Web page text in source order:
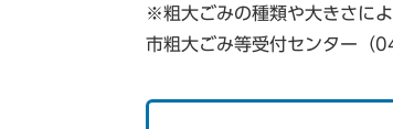
※粗大ごみの種類や大きさに
市粗大ごみ等受付センター（